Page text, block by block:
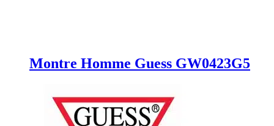
Montre Homme Guess GW0423G5